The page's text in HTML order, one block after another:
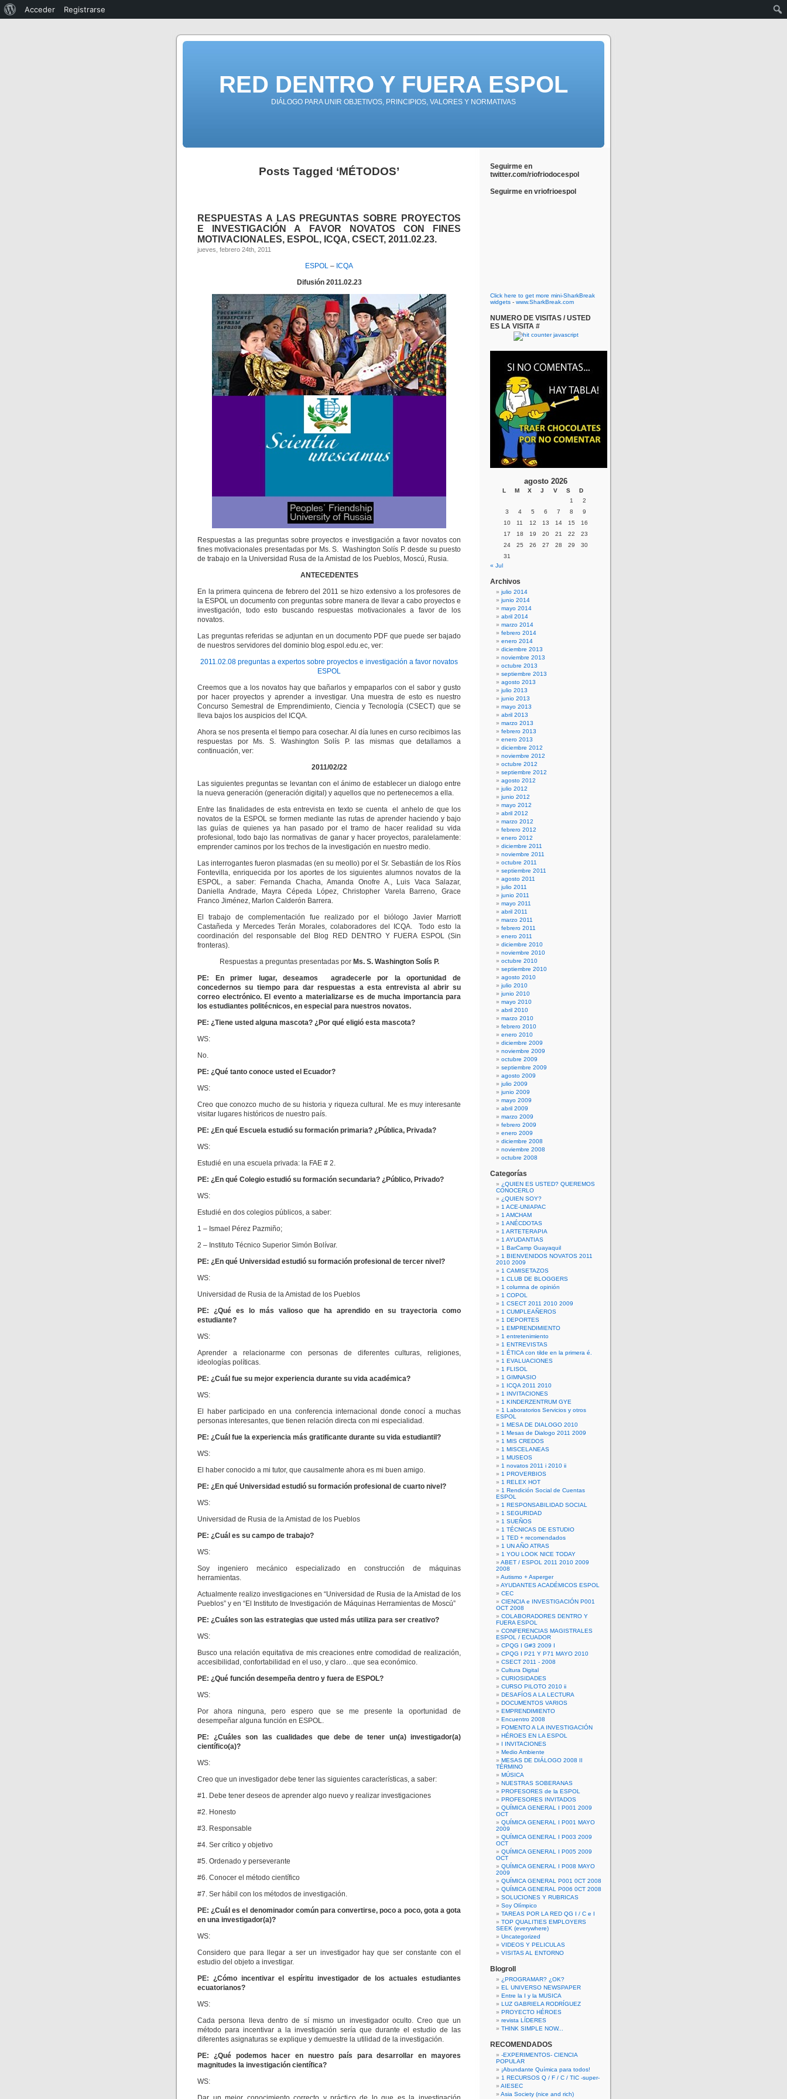
RED DENTRO Y FUERA ESPOL
DIÁLOGO PARA UNIR OBJETIVOS, PRINCIPIOS, VALORES Y NORMATIVAS
Posts Tagged ‘MÉTODOS’
RESPUESTAS A LAS PREGUNTAS SOBRE PROYECTOS
E INVESTIGACIÓN A FAVOR NOVATOS CON FINES
MOTIVACIONALES, ESPOL, ICQA, CSECT, 2011.02.23.
jueves, febrero 24th, 2011
ESPOL – ICQA
Difusión 2011.02.23
Respuestas a las preguntas sobre proyectos e investigación a favor novatos con
fines motivacionales presentadas por Ms. S. Washington Solís P. desde su puesto
de trabajo en la Universidad Rusa de la Amistad de los Pueblos, Moscú, Rusia.
ANTECEDENTES
En la primera quincena de febrero del 2011 se hizo extensivo a los profesores de
la ESPOL un documento con preguntas sobre manera de llevar a cabo proyectos e
investigación, todo esto buscando respuestas motivacionales a favor de los
novatos.
Las preguntas referidas se adjuntan en un documento PDF que puede ser bajado
de nuestros servidores del dominio blog.espol.edu.ec, ver:
2011.02.08 preguntas a expertos sobre proyectos e investigación a favor novatos
ESPOL
Creemos que a los novatos hay que bañarlos y empaparlos con el sabor y gusto
por hacer proyectos y aprender a investigar. Una muestra de esto es nuestro
Concurso Semestral de Emprendimiento, Ciencia y Tecnología (CSECT) que se
lleva bajos los auspicios del ICQA.
Ahora se nos presenta el tiempo para cosechar. Al día lunes en curso recibimos las
respuestas por Ms. S. Washington Solís P. las mismas que detallamos a
continuación, ver:
2011/02/22
Las siguientes preguntas se levantan con el ánimo de establecer un dialogo entre
la nueva generación (generación digital) y aquellos que no pertenecemos a ella.
Entre las finalidades de esta entrevista en texto se cuenta el anhelo de que los
novatos de la ESPOL se formen mediante las rutas de aprender haciendo y bajo
las guías de quienes ya han pasado por el tramo de hacer realidad su vida
profesional, todo bajo las normativas de ganar y hacer proyectos, paralelamente:
emprender caminos por los trechos de la investigación en nuestro medio.
Las interrogantes fueron plasmadas (en su meollo) por el Sr. Sebastián de los Ríos
Fontevilla, enriquecida por los aportes de los siguientes alumnos novatos de la
ESPOL, a saber: Fernanda Chacha, Amanda Onofre A., Luis Vaca Salazar,
Daniella Andrade, Mayra Cépeda López, Christopher Varela Barreno, Grace
Franco Jiménez, Marlon Calderón Barrera.
El trabajo de complementación fue realizado por el biólogo Javier Marriott
Castañeda y Mercedes Terán Morales, colaboradores del ICQA. Todo esto la
coordinación del responsable del Blog RED DENTRO Y FUERA ESPOL (Sin
fronteras).
Respuestas a preguntas presentadas por Ms. S. Washington Solís P.
PE:
En primer lugar, deseamos agradecerle por la oportunidad de
concedernos su tiempo para dar respuestas a esta entrevistaal abrir su
correo electrónico. El evento a materializarsees de mucha importancia para
los estudiantes politécnicos, en especial para nuestros novatos.
PE: ¿Tiene usted alguna mascota? ¿Por qué eligió esta mascota?
WS:
No.
PE: ¿Qué tanto conoce usted el Ecuador?
WS:
Creo que conozco mucho de su historia y riqueza cultural. Me es muy interesante
visitar lugares históricos de nuestro país.
PE: ¿En qué Escuela estudió su formación primaria? ¿Pública, Privada?
WS:
Estudié en una escuela privada: la FAE # 2.
PE: ¿En qué Colegio estudió su formación secundaria? ¿Público, Privado?
WS:
Estudié en dos colegios públicos, a saber:
1 – Ismael Pérez Pazmiño;
2 – Instituto Técnico Superior Simón Bolívar.
PE: ¿En qué Universidad estudió su formación profesional de tercer nivel?
WS:
Universidad de Rusia de la Amistad de los Pueblos
PE: ¿Qué es lo más valioso que ha aprendido en su trayectoria como
estudiante?
WS:
Aprender a relacionarme con personas de diferentes culturas, religiones,
ideologías políticas.
PE: ¿Cuál fue su mejor experiencia durante su vida académica?
WS:
El haber participado en una conferencia internacional donde conocí a muchas
personas interesantes, que tienen relación directa con mi especialidad.
PE: ¿Cuál fue la experiencia más gratificante durante su vida estudiantil?
WS:
El haber conocido a mi tutor, que causalmente ahora es mi buen amigo.
PE: ¿En qué Universidad estudió su formación profesional de cuarto nivel?
WS:
Universidad de Rusia de la Amistad de los Pueblos
PE: ¿Cuál es su campo de trabajo?
WS:
Soy ingeniero mecánico especializado en construcción de máquinas
herramientas.
Actualmente realizo investigaciones en “Universidad de Rusia de la Amistad de los
Pueblos” y en “El Instituto de Investigación de Máquinas Herramientas de Moscú”
PE: ¿Cuáles son las estrategias que usted más utiliza para ser creativo?
WS:
Busco una relación equitativa de mis creaciones entre comodidad de realización,
accesibilidad, confortabilidad en el uso, y claro…que sea económico.
PE: ¿Qué función desempeña dentro y fuera de ESPOL?
WS:
Por ahora ninguna, pero espero que se me presente la oportunidad de
desempeñar alguna función en ESPOL.
PE: ¿Cuáles son las cualidades que debe de tener un(a) investigador(a)
científico(a)?
WS:
Creo que un investigador debe tener las siguientes características, a saber:
#1. Debe tener deseos de aprender algo nuevo y realizar investigaciones
#2. Honesto
#3. Responsable
#4. Ser crítico y objetivo
#5. Ordenado y perseverante
#6. Conocer el método científico
#7. Ser hábil con los métodos de investigación.
PE: ¿Cuál es el denominador común para convertirse, poco a poco, gota a gota
en una investigador(a)?
WS:
Considero que para llegar a ser un investigador hay que ser constante con el
estudio del objeto a investigar.
PE: ¿Cómo incentivar el espíritu investigador de los actuales estudiantes
ecuatorianos?
WS:
Cada persona lleva dentro de sí mismo un investigador oculto. Creo que un
método para incentivar a la investigación sería que durante el estudio de las
diferentes asignaturas se explique y demuestre la utilidad de la investigación.
PE: ¿Qué podemos hacer en nuestro país para desarrollar en mayores
magnitudes la investigación científica?
WS:
Seguirme en
twitter.com/riofriodocespol
Seguirme en vriofrioespol
Click here to get more mini-SharkBreak
widgets - www.SharkBreak.com
NUMERO DE VISITAS / USTED
ES LA VISITA #
agosto 2026
L M X J V S
D
1
2
3
4 5 6 7 8
9
10
11 12 13 14 15
16
17
18 19 20 21 22
23
24
25 26 27 28 29
30
31
« Jul
Archivos
julio 2014
junio 2014
mayo 2014
abril 2014
marzo 2014
febrero 2014
enero 2014
diciembre 2013
noviembre 2013
octubre 2013
septiembre 2013
agosto 2013
julio 2013
junio 2013
mayo 2013
abril 2013
marzo 2013
febrero 2013
enero 2013
diciembre 2012
noviembre 2012
octubre 2012
septiembre 2012
agosto 2012
julio 2012
junio 2012
mayo 2012
abril 2012
marzo 2012
febrero 2012
enero 2012
diciembre 2011
noviembre 2011
octubre 2011
septiembre 2011
agosto 2011
julio 2011
junio 2011
mayo 2011
abril 2011
marzo 2011
febrero 2011
enero 2011
diciembre 2010
noviembre 2010
octubre 2010
septiembre 2010
agosto 2010
julio 2010
junio 2010
mayo 2010
abril 2010
marzo 2010
febrero 2010
enero 2010
diciembre 2009
noviembre 2009
octubre 2009
septiembre 2009
agosto 2009
julio 2009
junio 2009
mayo 2009
abril 2009
marzo 2009
febrero 2009
enero 2009
diciembre 2008
noviembre 2008
octubre 2008
Categorías
¿QUIEN ES USTED? QUEREMOS
CONOCERLO
¿QUIEN SOY?
1 ACE-UNIAPAC
1 AMCHAM
1 ANÉCDOTAS
1 ARTETERAPIA
1 AYUDANTIAS
1 BarCamp Guayaquil
1 BIENVENIDOS NOVATOS 2011
2010 2009
1 CAMISETAZOS
1 CLUB DE BLOGGERS
1 columna de opinión
1 COPOL
1 CSECT 2011 2010 2009
1 CUMPLEAÑEROS
1 DEPORTES
1 EMPRENDIMIENTO
1 entretenimiento
1 ENTREVISTAS
1 ÉTICA con tilde en la primera é.
1 EVALUACIONES
1 FLISOL
1 GIMNASIO
1 ICQA 2011 2010
1 INVITACIONES
1 KINDERZENTRUM GYE
1 Laboratorios Servicios y otros
ESPOL
1 MESA DE DIALOGO 2010
1 Mesas de Dialogo 2011 2009
1 MIS CREDOS
1 MISCELANEAS
1 MUSEOS
1 novatos 2011 i 2010 ii
1 PROVERBIOS
1 RELEX HOT
1 Rendición Social de Cuentas
ESPOL
1 RESPONSABILIDAD SOCIAL
1 SEGURIDAD
1 SUEÑOS
1 TÉCNICAS DE ESTUDIO
1 TED + recomendados
1 UN AÑO ATRAS
1 YOU LOOK NICE TODAY
ABET / ESPOL 2011 2010 2009
2008
Autismo + Asperger
AYUDANTES ACADÉMICOS ESPOL
CEC
CIENCIA e INVESTIGACIÓN P001
OCT 2008
COLABORADORES DENTRO Y
FUERA ESPOL
CONFERENCIAS MAGISTRALES
ESPOL / ECUADOR
CPQG I G#3 2009 I
CPQG I P21 Y P71 MAYO 2010
CSECT 2011 - 2008
Cultura Digital
CURIOSIDADES
CURSO PILOTO 2010 ii
DESAFÍOS A LA LECTURA
DOCUMENTOS VARIOS
EMPRENDIMIENTO
Encuentro 2008
FOMENTO A LA INVESTIGACIÓN
HÉROES EN LA ESPOL
I INVITACIONES
Medio Ambiente
MESAS DE DIÁLOGO 2008 II
TÉRMINO
MÚSICA
NUESTRAS SOBERANAS
PROFESORES de la ESPOL
PROFESORES INVITADOS
QUÍMICA GENERAL I P001 2009
OCT
QUÍMICA GENERAL I P001 MAYO
2009
QUÍMICA GENERAL I P003 2009
OCT
QUÍMICA GENERAL I P005 2009
OCT
QUÍMICA GENERAL I P008 MAYO
2009
QUÍMICA GENERAL P001 0CT 2008
QUÍMICA GENERAL P006 0CT 2008
SOLUCIONES Y RUBRICAS
Soy Olímpico
TAREAS POR LA RED QG I / C e I
TOP QUALITIES EMPLOYERS
SEEK (everywhere)
Uncategorized
VIDEOS Y PELICULAS
VISITAS AL ENTORNO
Blogroll
¿PROGRAMAR? ¿OK?
EL UNIVERSO NEWSPAPER
Entre la I y la MUSICA
LUZ GABRIELA RODRÍGUEZ
PROYECTO HÉROES
revista LÍDERES
THINK SIMPLE NOW...
RECOMENDADOS
-EXPERIMENTOS- CIENCIA
POPULAR
¡Abundante Química para todos!
1 RECURSOS Q / F / C / TIC -super-
AIESEC
Asia Society (nice and rich)
Acceder Registrarse